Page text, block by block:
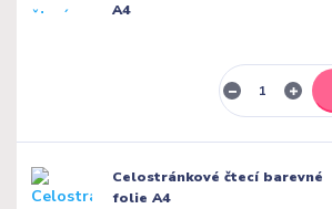
A4
Celostránkové čtecí barevné
folie A4